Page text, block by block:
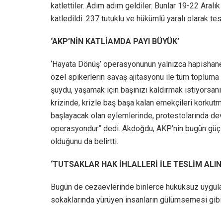
katlettiler. Adım adım geldiler. Bunlar 19-22
katledildi. 237 tutuklu ve hükümlü yaralı olarak
‘AKP’NİN KATLİAMDA PAYI BÜYÜK’
‘Hayata Dönüş’ operasyonunun yalnızca
özel spikerlerin savaş ajitasyonu ile tüm
şuydu, yaşamak için başınızı kaldırmak
krizinde, krizle baş başa kalan emekçileri
başlayacak olan eylemlerinde, protestolarında
operasyondur” dedi. Akdoğdu, AKP’nin bugün
olduğunu da belirtti.
‘TUTSAKLAR HAK İHLALLERİ İLE TESLİM
Bugün de cezaevlerinde binlerce hukuksuz
sokaklarında yürüyen insanların gülümsemesi